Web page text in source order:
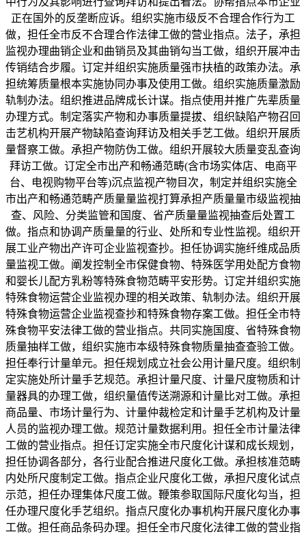
正在国外的反垄断应诉。组织实施市级反不合理合作行为工
做，担任全市反不合理合作法律工做的营业指点。法子，承担
监视办理曲销企业和曲销员及其曲销勾当工做，组织开展冲击
传销结合步履。订定并组织实施质量强市扶植的政策办法。承
担统筹质量根本实施协同办事及使用工做。组织实施质量激励
轨制办法。组织推进品牌成长计谋。指点使用并推广先辈质量
办理方式。制定落实产物和办事质量提拔、组织缺陷产物召回
击艺机构开展产物缺陷查询拜访及相关手艺工做。组织开展质
量督察工做。承担产物防伪工做。组织开展较大质量变乱查询
拜访工做。订定全市出产和畅通范畴(含市场实体店、电商平
台、电视购物平台等)沉点监视产物目次，制定并组织实施全
市出产和畅通范畴产质量量监视打算承担产质量量市级监视抽
查、风险、分类监管和国度、省产质量量监视抽查后处置工
做。指点和协调产质量量的行业、处所和专业性监视。组织开
展工业产物出产许可企业监视查抄。担任协调实施纤维成品质
量监视工做。阐发控制全市保健食物、特殊医学用处配方食物
和婴长儿配方乳粉等特殊食物范畴平安形势。订定并组织实施
特殊食物运营企业监视办理的相关政策、轨制办法。组织开展
特殊食物运营企业监视查抄和特殊食物存案工做。担任全市特
殊食物平安法律工做的营业指点。共同实施国度、省特殊食物
质量抽样工做，组织实施市本级特殊食物质量抽查查验工做。
担任奉行计量单元。担任规划成立社会公用计量尺度。组织制
定实施处所计量手艺规范。承担计量尺度、计量尺度物质和计
量器具的办理工做，组织量值传送溯源和计量比对工做。承担
商品量、市场计量行为、计量仲裁检定和计量手艺机构及计量
人员的监视办理工做。规范计量数据利用。担任全市计量法律
工做的营业指点。担任订定实施全市尺度化计谋和成长规划，
担任协调各部分，各行业配合推进尺度化工做。承担核准范畴
内处所尺度制定工做。指点企业尺度化工做，承担尺度化试点
示范，担任办理集体尺度工做。鞭策参取国际尺度化勾当，担
任办理尺度化手艺组织。指点尺度化办事机构开展尺度化办事
工做。担任商品条码办理。担任全市尺度化法律工做的营业指